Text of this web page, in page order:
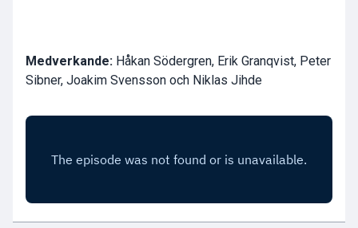
Medverkande: Håkan Södergren, Erik Granqvist, Peter
Sibner, Joakim Svensson och Niklas Jihde